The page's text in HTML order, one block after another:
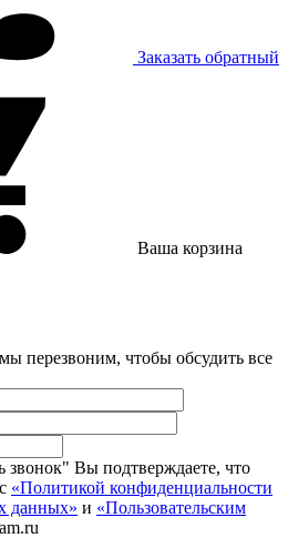
Заказать обратный
Ваша корзина
перезвоним, чтобы обсудить все
звонок" Вы подтверждаете, что
«Политикой конфиденциальности
данных» и «Пользовательским